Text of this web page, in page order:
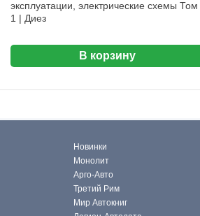
эксплуатации, электрические схемы Том
1 | Диез
В корзину
Новинки
Монолит
Арго-Авто
Третий Рим
Мир Автокниг